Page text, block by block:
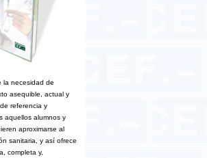
la necesidad de
asequible, actual y
referencia y
aquellos alumnos y
aproximarse al
sanitaria, y así ofrece
completa y,